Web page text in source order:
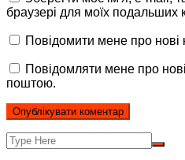
браузері для моїх подальших
Повідомити мене про нові
Повідомляти мене про
поштою.